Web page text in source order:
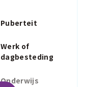
Puberteit
Werk of
dagbesteding
Onderwijs